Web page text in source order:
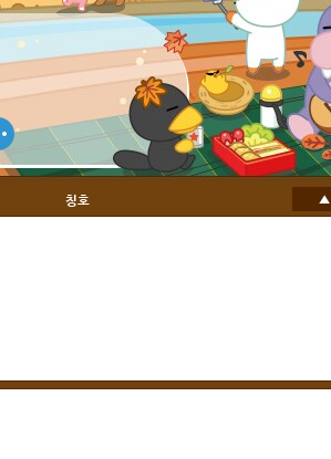
칭호